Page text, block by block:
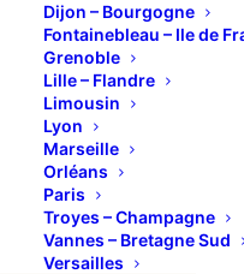
Dijon – Bourgogne
Fontainebleau – Ile de
Grenoble
Lille – Flandre
Limousin
Lyon
Marseille
Orléans
Paris
Troyes – Champagne
Vannes – Bretagne Sud
Versailles
PERE